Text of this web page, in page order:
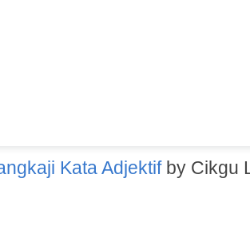
Kata Adjektifby Cikgu